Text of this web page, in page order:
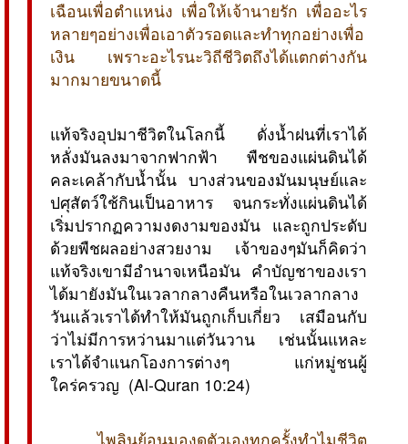
เฉือนเพื่อตำแหน่ง เพื่อให้เจ้านายรัก เพื่ออะไร
หลายๆอย่างเพื่อเอาตัวรอดและทำทุกอย่างเพื่อ
เงิน เพราะอะไรนะวิถีชีวิตถึงได้แตกต่างกัน
มากมายขนาดนี้
แท้จริงอุปมาชีวิตในโลกนี้ ดั่งน้ำฝนที่เราได้
หลั่งมันลงมาจากฟากฟ้า พืชของแผ่นดินได้
คละเคล้ากับน้ำนั้น บางส่วนของมันมนุษย์และ
ปศุสัตว์ใช้กินเป็นอาหาร จนกระทั่งแผ่นดินได้
เริ่มปรากฏความงดงามของมัน และถูกประดับ
ด้วยพืชผลอย่างสวยงาม เจ้าของๆมันก็คิดว่า
แท้จริงเขามีอำนาจเหนือมัน คำบัญชาของเรา
ได้มายังมันในเวลากลางคืนหรือในเวลากลาง
วันแล้วเราได้ทำให้มันถูกเก็บเกี่ยว เสมือนกับ
ว่าไม่มีการหว่านมาแต่วันวาน เช่นนั้นแหละ
เราได้จำแนกโองการต่างๆ แก่หมู่ชนผู้
ใคร่ครวญ (Al-Quran 10:24)
ไพลินย้อนมองดูตัวเองทุกครั้งทำไมชีวิต